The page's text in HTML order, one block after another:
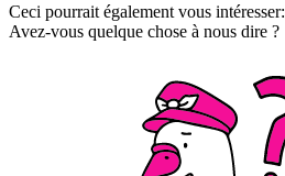
Ceci pourrait également vous intéresser:
Avez-vous quelque chose à nous dire ?